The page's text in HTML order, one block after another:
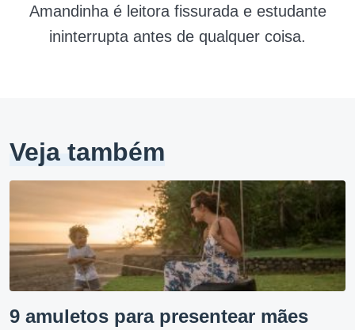
Amandinha é leitora fissurada e estudante
ininterrupta antes de qualquer coisa.
Veja também
9 amuletos para presentear mães